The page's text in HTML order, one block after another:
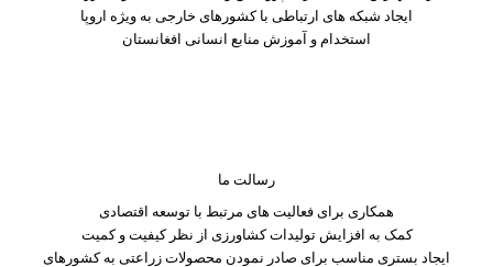
ایجاد شبکه های ارتباطی با کشورهای خارجی به ویژه اروپا
استخدام و آموزش منابع انسانی افغانستان
رسالت ما
همکاری برای فعالیت های مرتبط با توسعه اقتصادی
کمک به افزایش تولیدات کشاورزی از نظر کیفیت و کمیت
ایجاد بستری مناسب برای صادر نمودن محصولات زراعتی به کشورهای